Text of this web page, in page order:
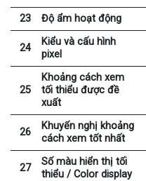
23
Độ ẩm hoạt động
24
Kiểu và cấu hình
pixel
25
Khoảng cách xem
tối thiểu được đề
xuất
26
Khuyến nghị khoảng
cách xem tốt nhất
27
Số màu hiển thị tối
thiểu / Color display